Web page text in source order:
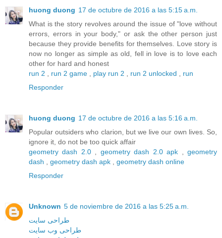
huong duong 17 de octubre de 2016 a las 5:15 a.m.
What is the story revolves around the issue of "love without
errors, errors in your body," or ask the other person just
because they provide benefits for themselves. Love story is
now no longer as simple as old, fell in love is to love each
other for hard and honest
run 2
run 2 game play run 2 run 2 unlocked
run
Responder
huong duong 17 de octubre de 2016 a las 5:16 a.m.
Popular outsiders who clarion, but we live our own lives. So,
ignore it, do not be too quick affair
geometry dash 2.0, geometry dash 2.0 apk ,geometry
dash
geometry dash apk
geometry dash online
Responder
Unknown 5 de noviembre de 2016 a las 5:25 a.m.
طراحی سایت
طراحی وب سایت